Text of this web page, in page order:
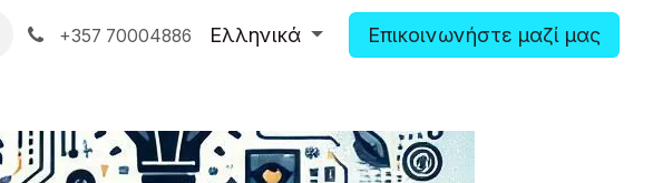
Ιστολόγιο
+357 70004886 Ελληνικά Επικοινωνήστε μαζί μας